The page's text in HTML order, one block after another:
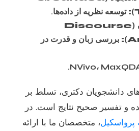
توسعه نظریه از داده‌ها.
تحلیل گفتمان (Discourse
بررسی زبان و قدرت در
دانشجویان دکتری، تسلط بر
و تفسیر صحیح نتایج است. در
پرواسکیل، متخصصان ما با ارائه